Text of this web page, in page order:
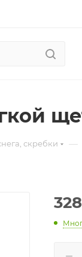
скребки —